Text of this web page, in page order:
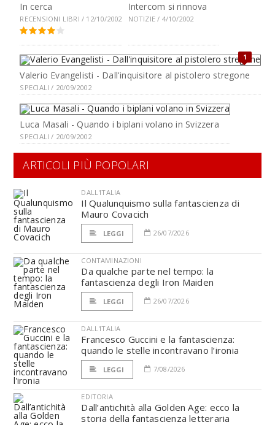
In cerca
RECENSIONI LIBRI / 12/10/2002
Intercom si rinnova
NOTIZIE / 4/10/2002
1
Valerio Evangelisti - Dall'inquisitore al pistolero stregone
SPECIALI / 20/09/2002
Luca Masali - Quando i biplani volano in Svizzera
SPECIALI / 20/09/2002
ARTICOLI PIÙ POPOLARI
DALL'ITALIA
Il Qualunquismo sulla fantascienza di
Mauro Covacich
LEGGI 26/07/2026
CONTAMINAZIONI
Da qualche parte nel tempo: la
fantascienza degli Iron Maiden
LEGGI 26/07/2026
DALL'ITALIA
Francesco Guccini e la fantascienza:
quando le stelle incontravano l’ironia
LEGGI 7/08/2026
EDITORIA
Dall’antichità alla Golden Age: ecco la
storia della fantascienza letteraria